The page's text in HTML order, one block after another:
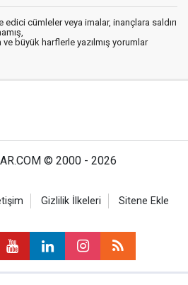
edici cümleler veya imalar, inançlara saldırı
büyük harflerle yazılmış yorumlar
© 2000 - 2026
Gizlilik İlkeleri Sitene Ekle